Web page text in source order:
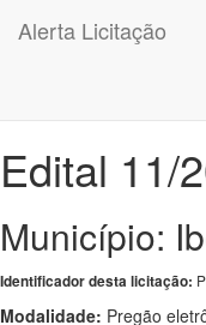
Alerta Licitação
Edital 11/
Município:
Identificador desta licitação:
Modalidade: Pregão